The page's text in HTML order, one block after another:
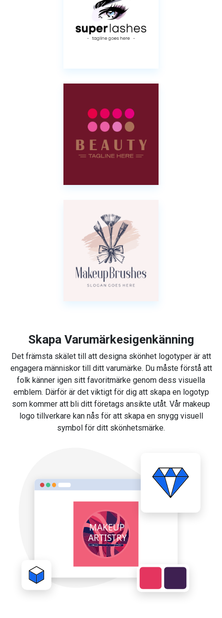
Skapa Varumärkesigenkänning
Det främsta skälet till att designa skönhet logotyper är att
engagera människor till ditt varumärke. Du måste förstå att
folk känner igen sitt favoritmärke genom dess visuella
emblem. Därför är det viktigt för dig att skapa en logotyp
som kommer att bli ditt företags ansikte utåt. Vår makeup
logo tillverkare kan nås för att skapa en snygg visuell
symbol för ditt skönhetsmärke.